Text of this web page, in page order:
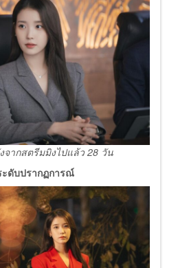
ากสตรีมมิงไปแล้ว 28 วัน
ะดับปรากฏการณ์